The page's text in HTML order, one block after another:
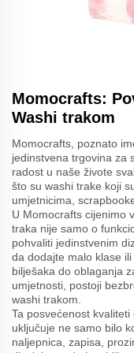
Momocrafts:
Washi trakom
Momocrafts, poznato
jedinstvena trgovina za
radost u naše živote
što su washi trake koji
umjetnicima,
U Momocrafts cijenimo
traka nije samo o
pohvaliti jedinstvenim
da dodajte malo klase
bilješaka do oblaganja
umjetnosti, postoji
washi trakom.
Ta posvećenost
uključuje ne samo bilo
naljepnica, zapisa,